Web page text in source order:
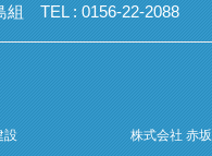
組
TEL : 0156-22-2088
設
株式会社 赤